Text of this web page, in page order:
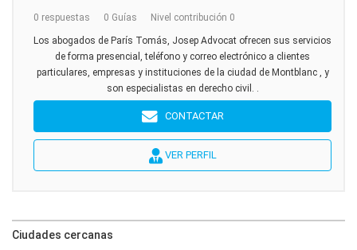
0 respuestas 0 Guías Nivel contribución 0
Los abogados de París Tomás, Josep Advocat ofrecen sus servicios
de forma presencial, teléfono y correo electrónico a clientes
particulares, empresas y instituciones de la ciudad de Montblanc , y
son especialistas en derecho civil. .
CONTACTAR
VER PERFIL
Ciudades cercanas